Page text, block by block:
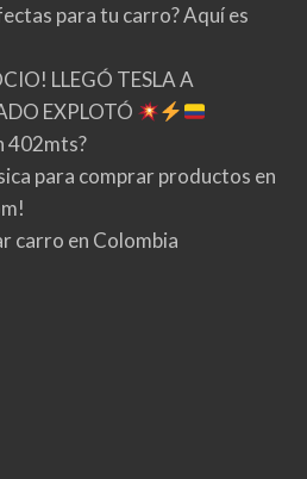
para tu carro? Aquí es
LLEGÓ TESLA A
EXPLOTÓ
402mts?
para comprar productos en
carro en Colombia